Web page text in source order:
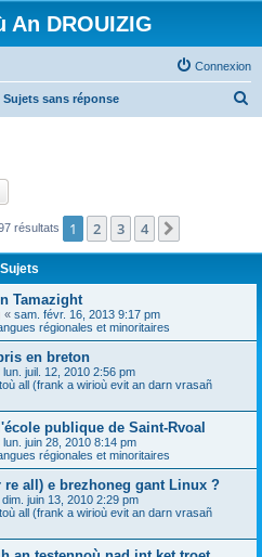
An DROUIZIG
Connexion
Sujets sans réponse
c
résultats 1 2 3 4
Sujets
Tamazight
« sam. févr. 16, 2013 9:17 pm
régionales et minoritaires
en breton
lun. juil. 12, 2010 2:56 pm
all (frank a wirioù evit an darn vrasañ
publique de Saint-Rvoal
lun. juin 28, 2010 8:14 pm
régionales et minoritaires
all) e brezhoneg gant Linux ?
dim. juin 13, 2010 2:29 pm
all (frank a wirioù evit an darn vrasañ